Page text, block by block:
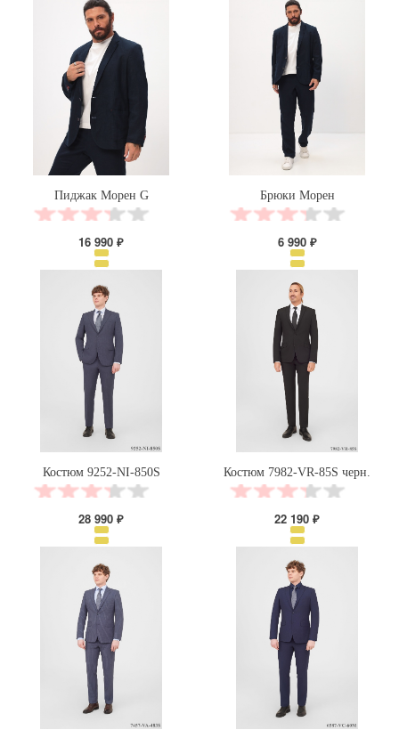
Пиджак Морен G
16 990 ₽
Брюки Морен
6 990 ₽
Костюм 9252-NI-850S
28 990 ₽
Костюм 7982-VR-85S черн.
22 190 ₽